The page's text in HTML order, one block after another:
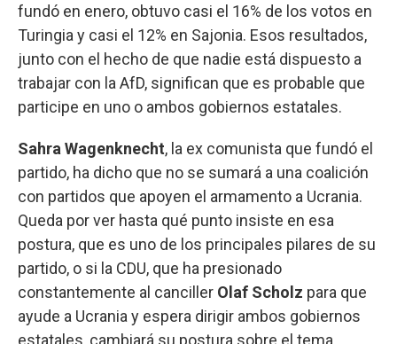
fundó en enero, obtuvo casi el 16% de los votos en
Turingia y casi el 12% en Sajonia. Esos resultados,
junto con el hecho de que nadie está dispuesto a
trabajar con la AfD, significan que es probable que
participe en uno o ambos gobiernos estatales.
Sahra Wagenknecht, la ex comunista que fundó el
partido, ha dicho que no se sumará a una coalición
con partidos que apoyen el armamento a Ucrania.
Queda por ver hasta qué punto insiste en esa
postura, que es uno de los principales pilares de su
partido, o si la CDU, que ha presionado
constantemente al canciller Olaf Scholz para que
ayude a Ucrania y espera dirigir ambos gobiernos
estatales, cambiará su postura sobre el tema.